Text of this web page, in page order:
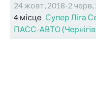
24 жовт, 2018-2 черв,
4 місце Супер Ліга
ПАСС-АВТО